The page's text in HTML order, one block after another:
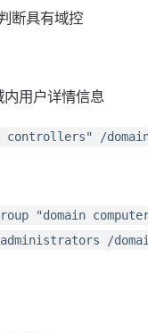
断具有域控
内用户详情信息
controllers" /
"domain
/